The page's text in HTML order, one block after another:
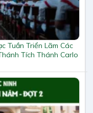
Tuần Triển Lãm Các
Tích Thánh Carlo